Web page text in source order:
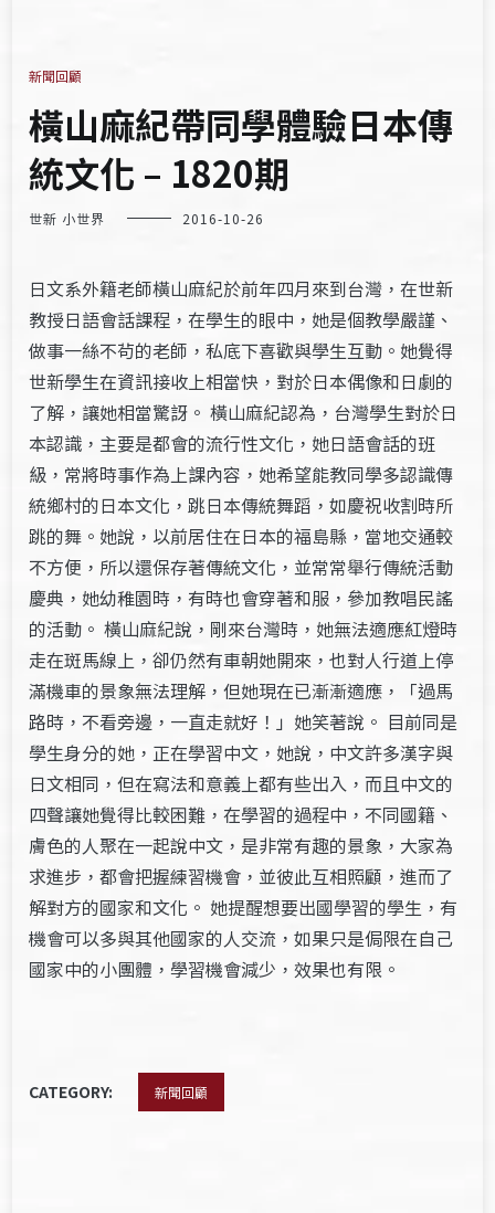
新聞回顧
橫山麻紀帶同學體驗日本傳
統文化 – 1820期
世新 小世界 2016-10-26
日文系外籍老師橫山麻紀於前年四月來到台灣，在世新
教授日語會話課程，在學生的眼中，她是個教學嚴謹、
做事一絲不茍的老師，私底下喜歡與學生互動。她覺得
世新學生在資訊接收上相當快，對於日本偶像和日劇的
了解，讓她相當驚訝。 橫山麻紀認為，台灣學生對於日
本認識，主要是都會的流行性文化，她日語會話的班
級，常將時事作為上課內容，她希望能教同學多認識傳
統鄉村的日本文化，跳日本傳統舞蹈，如慶祝收割時所
跳的舞。她說，以前居住在日本的福島縣，當地交通較
不方便，所以還保存著傳統文化，並常常舉行傳統活動
慶典，她幼稚園時，有時也會穿著和服，參加教唱民謠
的活動。 橫山麻紀說，剛來台灣時，她無法適應紅燈時
走在斑馬線上，卻仍然有車朝她開來，也對人行道上停
滿機車的景象無法理解，但她現在已漸漸適應，「過馬
路時，不看旁邊，一直走就好！」她笑著說。 目前同是
學生身分的她，正在學習中文，她說，中文許多漢字與
日文相同，但在寫法和意義上都有些出入，而且中文的
四聲讓她覺得比較困難，在學習的過程中，不同國籍、
膚色的人聚在一起說中文，是非常有趣的景象，大家為
求進步，都會把握練習機會，並彼此互相照顧，進而了
解對方的國家和文化。 她提醒想要出國學習的學生，有
機會可以多與其他國家的人交流，如果只是侷限在自己
國家中的小團體，學習機會減少，效果也有限。
CATEGORY: 新聞回顧